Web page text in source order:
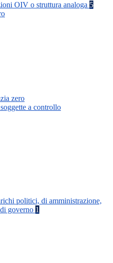
OIV o struttura analoga 5
zero
a controllo
politici, di amministrazione,
governo 1